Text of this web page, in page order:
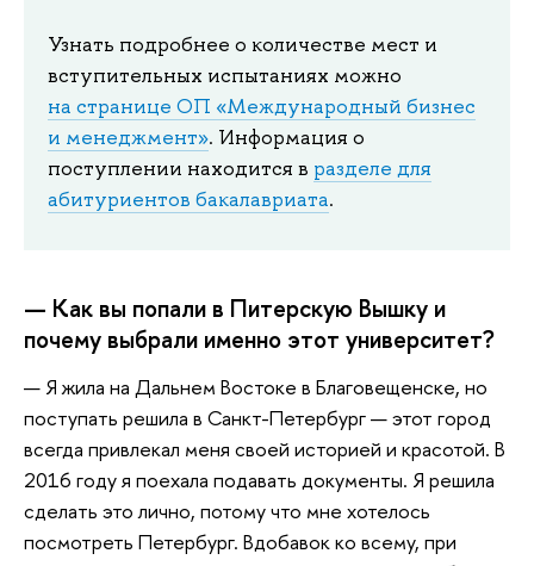
Узнать подробнее о количестве мест и
вступительных испытаниях можно
на странице ОП «Международный бизнес
и менеджмент». Информация о
поступлении находится в разделе для
абитуриентов бакалавриата.
— Как вы попали в Питерскую Вышку и
почему выбрали именно этот университет?
— Я жила на Дальнем Востоке в Благовещенске, но
поступать решила в Санкт-Петербург — этот город
всегда привлекал меня своей историей и красотой. В
2016 году я поехала подавать документы. Я решила
сделать это лично, потому что мне хотелось
посмотреть Петербург. Вдобавок ко всему, при